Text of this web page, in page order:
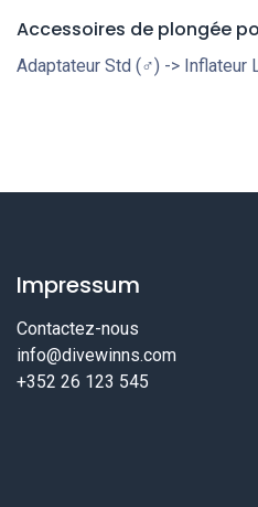
Accessoires de plongée
Adaptateur Std (♂) -> Inflateur
Impressum
Contactez-nous
info@divewinns.com
+352 26 123 545